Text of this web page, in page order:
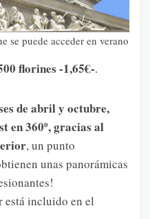
se puede acceder en verano
florines -1,65€-.
de abril y octubre,
en 360º, gracias al
, un punto
unas panorámicas
está incluido en el